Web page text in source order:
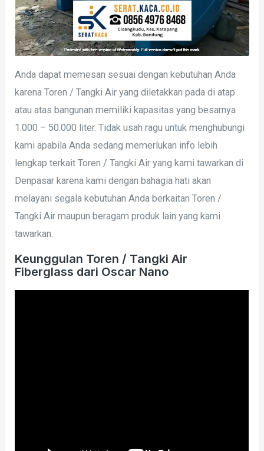
Anda dapat memesan sesuai dengan kebutuhan Anda
karena Toren / Tangki Air yang diletakkan pada di atap
atau atas bangunan memiliki kapasitas yang besarnya
1.000 – 50.000 liter. Tidak usah ragu untuk menghubungi
kami apabila Anda sedang memerlukan info lebih
lengkap terkait Toren / Tangki Air yang kami tawarkan di
Denpasar karena kami dengan bahagia hati akan
melayani segala kebutuhan Anda berkaitan Toren /
Tangki Air maupun beragam produk lain yang kami
tawarkan.
Keunggulan Toren / Tangki Air
Fiberglass dari Oscar Nano